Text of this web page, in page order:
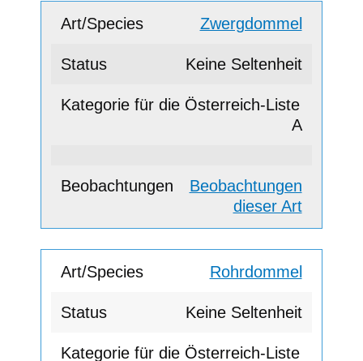
Zwergdommel
Keine Seltenheit
A
Beobachtungen
dieser Art
Rohrdommel
Keine Seltenheit